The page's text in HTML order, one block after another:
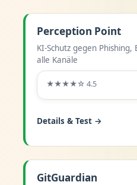
Perception Point
KI-Schutz gegen
alle Kanäle
★★★★☆ 4.5
Details & Test →
GitGuardian